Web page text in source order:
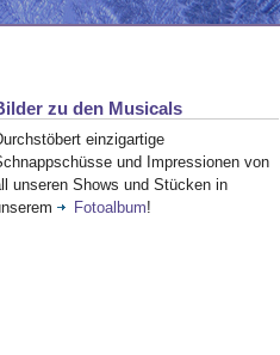
zu den Musicals
einzigartige
und Impressionen von
unseren Shows und Stücken in
Fotoalbum!